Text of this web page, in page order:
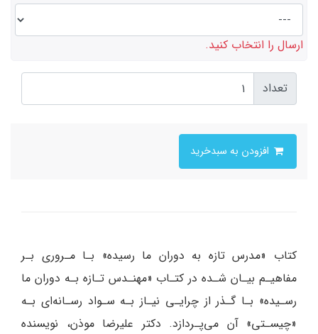
ارسال را انتخاب کنید.
تعداد
کتاب «مدرس تازه به دوران ما رسیده» بـا مـروری بـر
مفاهیـم بیـان شـده در کتـاب «مهنـدس تـازه بـه دوران‌ ما
رسـیده» بـا گـذر از چرایـی نیـاز بـه سـواد رسـانه‌ای بـه
«چیسـتی» آن می‌پـردازد. دکتر علیرضا موذن، نویسنده